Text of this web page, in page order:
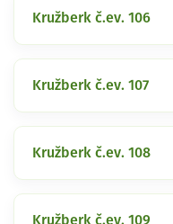
Kružberk č.ev. 106
Kružberk č.ev. 107
Kružberk č.ev. 108
Kružberk č.ev. 109